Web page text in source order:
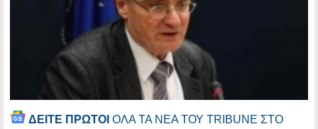
ΔΕΙΤΕ ΠΡΩΤΟΙ ΟΛΑ ΤΑ ΝΕΑ ΤΟΥ TRIBUNE ΣΤΟ